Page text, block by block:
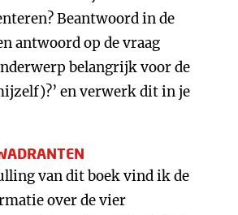
Beantwoord in de
antwoord op de vraag
belangrijk voor de
en verwerk dit in je
van dit boek vind ik de
over de vier